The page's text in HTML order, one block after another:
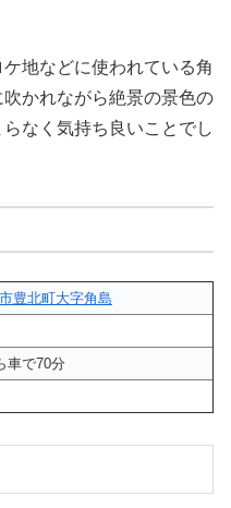
地などに使われている角
かれながら絶景の景色の
なく気持ち良いことでし
豊北町大字角島
車で70分